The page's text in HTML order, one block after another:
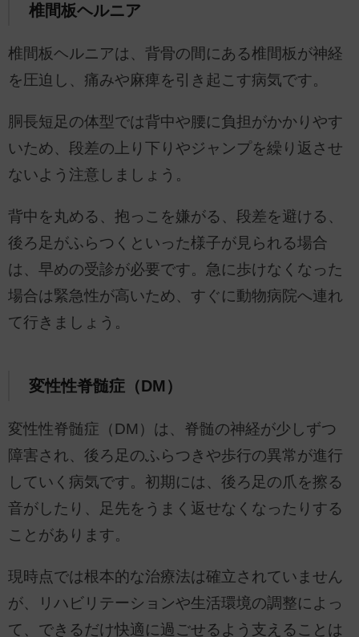
椎間板ヘルニア
椎間板ヘルニアは、背骨の間にある椎間板が神経
を圧迫し、痛みや麻痺を引き起こす病気です。
胴長短足の体型では背中や腰に負担がかかりやす
いため、段差の上り下りやジャンプを繰り返させ
ないよう注意しましょう。
背中を丸める、抱っこを嫌がる、段差を避ける、
後ろ足がふらつくといった様子が見られる場合
は、早めの受診が必要です。急に歩けなくなった
場合は緊急性が高いため、すぐに動物病院へ連れ
て行きましょう。
変性性脊髄症（DM）
変性性脊髄症（DM）は、脊髄の神経が少しずつ
障害され、後ろ足のふらつきや歩行の異常が進行
していく病気です。初期には、後ろ足の爪を擦る
音がしたり、足先をうまく返せなくなったりする
ことがあります。
現時点では根本的な治療法は確立されていません
が、リハビリテーションや生活環境の調整によっ
て、できるだけ快適に過ごせるよう支えることは